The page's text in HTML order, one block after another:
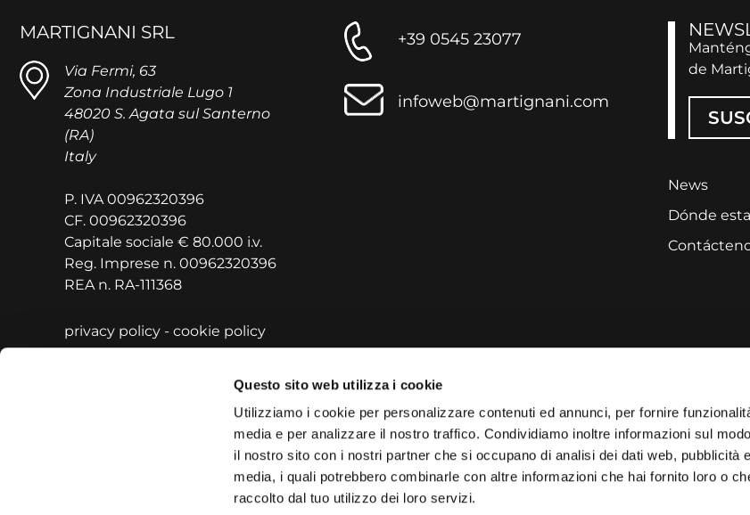
Questo sito web utilizza i cookie
Utilizziamo i cookie per personalizzare contenuti ed annunci, per fornire
media e per analizzare il nostro traffico. Condividiamo inoltre informazioni sul
il nostro sito con i nostri partner che si occupano di analisi dei dati web, pubblicità
media, i quali potrebbero combinarle con altre informazioni che hai fornito loro o
raccolto dal tuo utilizzo dei loro servizi.
MARTIGNANI SRL
Via Fermi, 63
Zona Industriale Lugo 1
48020 S. Agata sul Santerno
(RA)
Italy
P. IVA 00962320396
CF. 00962320396
Capitale sociale € 80.000 i.v.
Reg. Imprese n. 00962320396
REA n. RA-111368
privacy policy - cookie policy
+39 0545 23077
infoweb@martignani.com
de
News
Dónde